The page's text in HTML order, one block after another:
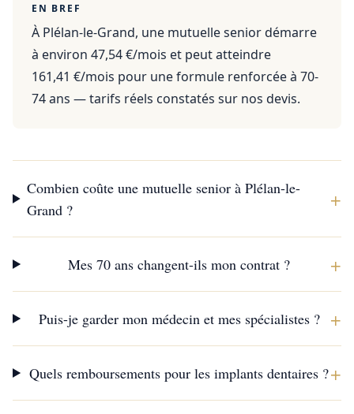
EN BREF
À Plélan-le-Grand, une mutuelle senior démarre
à environ 47,54 €/mois et peut atteindre
161,41 €/mois pour une formule renforcée à 70-
74 ans — tarifs réels constatés sur nos devis.
Combien coûte une mutuelle senior à Plélan-le-
Grand ?
+
Mes 70 ans changent-ils mon contrat ? +
Puis-je garder mon médecin et mes spécialistes ? +
Quels remboursements pour les implants dentaires ?+